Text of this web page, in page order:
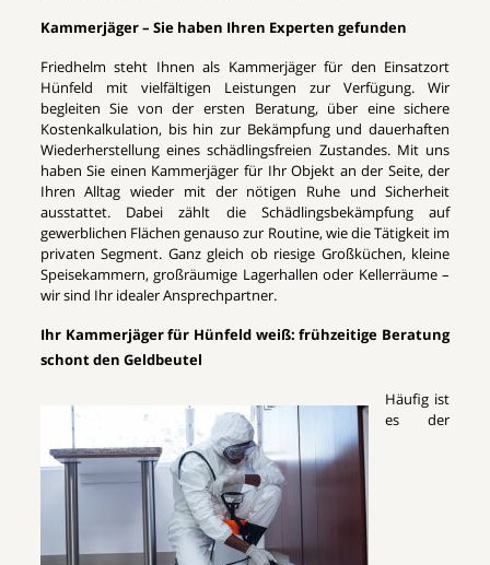
Kammerjäger – Sie haben Ihren Experten gefunden
Friedhelm steht Ihnen als Kammerjäger für den Einsatzort
Hünfeld mit vielfältigen Leistungen zur Verfügung. Wir
begleiten Sie von der ersten Beratung, über eine sichere
Kostenkalkulation, bis hin zur Bekämpfung und dauerhaften
Wiederherstellung eines schädlingsfreien Zustandes. Mit uns
haben Sie einen Kammerjäger für Ihr Objekt an der Seite, der
Ihren Alltag wieder mit der nötigen Ruhe und Sicherheit
ausstattet. Dabei zählt die Schädlingsbekämpfung auf
gewerblichen Flächen genauso zur Routine, wie die Tätigkeit im
privaten Segment. Ganz gleich ob riesige Großküchen, kleine
Speisekammern, großräumige Lagerhallen oder Kellerräume –
wir sind Ihr idealer Ansprechpartner.
Ihr Kammerjäger für Hünfeld weiß: frühzeitige Beratung
schont den Geldbeutel
Häufig ist
es der